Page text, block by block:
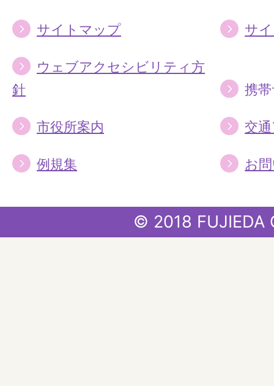
サイトマップ サ
ウェブアクセシビリティ方
針
携
市役所案内 交
例規集 お
© 2018 FUJIEDA